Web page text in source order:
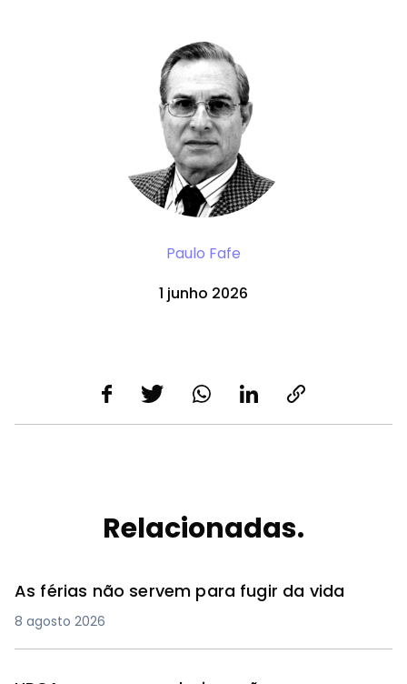
Paulo Fafe
1 junho 2026
Relacionadas.
As férias não servem para fugir da vida
8 agosto 2026